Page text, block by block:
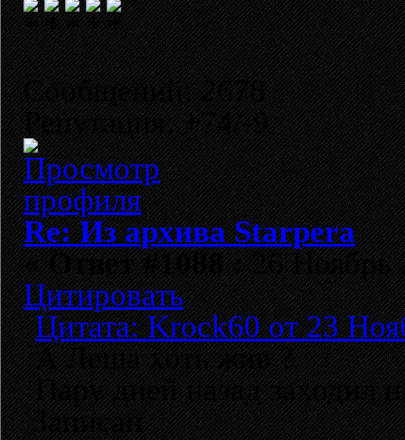
Сообщений: 2678
Репутация: +74/-9
Re: Из архива Starpera
«Ответ #1088 :26 Ноябрь
Цитировать
Цитата: Krock60 от 23
А Леша хоть жив ?
Пару дней назад заходил
Записан